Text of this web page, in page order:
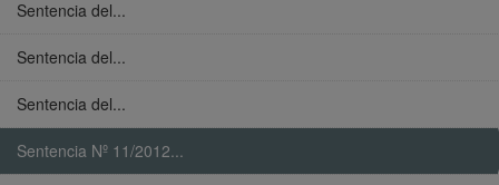
Sentencia del...
Sentencia del...
Sentencia del...
Sentencia Nº 11/2012...